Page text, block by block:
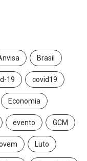
Brasil
19 covid19
Economia
evento GCM
Luto